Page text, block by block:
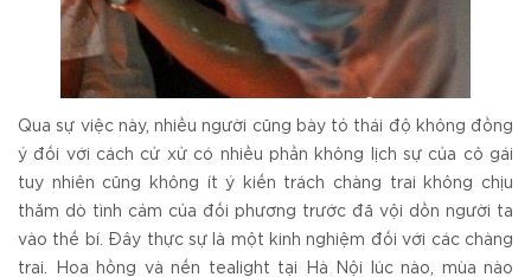
Qua sự việc này, nhiều người cũng bày tỏ thái độ không đồng
ý đối với cách cử xử có nhiều phần không lịch sự của cô gái
tuy nhiên cũng không ít ý kiến trách chàng trai không chịu
thăm dò tình cảm của đối phương trước đã vội dồn người ta
vào thế bí. Đây thực sự là một kinh nghiệm đối với các chàng
trai. Hoa hồng và nến tealight tại Hà Nội lúc nào, mùa nào